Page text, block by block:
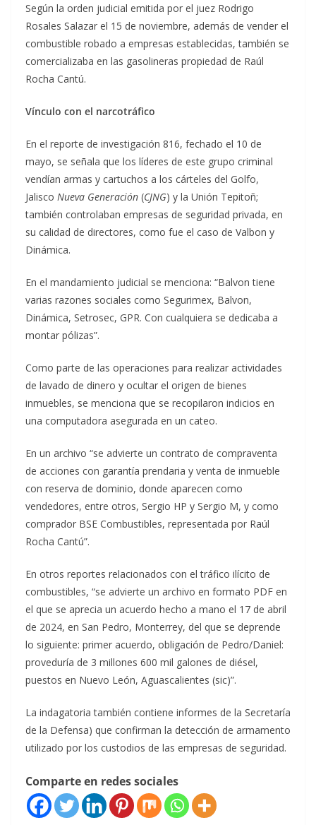
Según la orden judicial emitida por el juez Rodrigo
Rosales Salazar el 15 de noviembre, además de vender el
combustible robado a empresas establecidas, también se
comercializaba en las gasolineras propiedad de Raúl
Rocha Cantú.
Vínculo con el narcotráfico
En el reporte de investigación 816, fechado el 10 de
mayo, se señala que los líderes de este grupo criminal
vendían armas y cartuchos a los cárteles del Golfo,
Jalisco Nueva Generación (CJNG) y la Unión Tepitoñ;
también controlaban empresas de seguridad privada, en
su calidad de directores, como fue el caso de Valbon y
Dinámica.
En el mandamiento judicial se menciona: “Balvon tiene
varias razones sociales como Segurimex, Balvon,
Dinámica, Setrosec, GPR. Con cualquiera se dedicaba a
montar pólizas”.
Como parte de las operaciones para realizar actividades
de lavado de dinero y ocultar el origen de bienes
inmuebles, se menciona que se recopilaron indicios en
una computadora asegurada en un cateo.
En un archivo “se advierte un contrato de compraventa
de acciones con garantía prendaria y venta de inmueble
con reserva de dominio, donde aparecen como
vendedores, entre otros, Sergio HP y Sergio M, y como
comprador BSE Combustibles, representada por Raúl
Rocha Cantú”.
En otros reportes relacionados con el tráfico ilícito de
combustibles, “se advierte un archivo en formato PDF en
el que se aprecia un acuerdo hecho a mano el 17 de abril
de 2024, en San Pedro, Monterrey, del que se deprende
lo siguiente: primer acuerdo, obligación de Pedro/Daniel:
proveduría de 3 millones 600 mil galones de diésel,
puestos en Nuevo León, Aguascalientes (sic)”.
La indagatoria también contiene informes de la Secretaría
de la Defensa) que confirman la detección de armamento
utilizado por los custodios de las empresas de seguridad.
Comparte en redes sociales